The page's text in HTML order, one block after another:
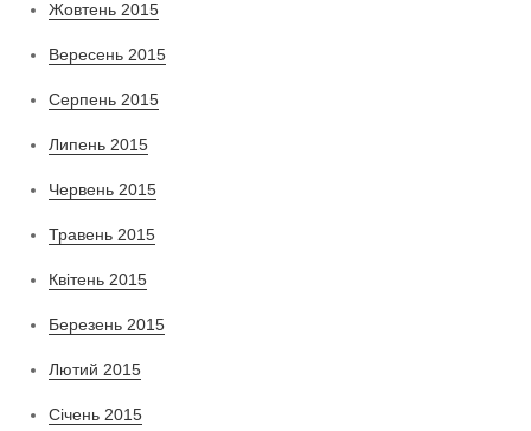
Жовтень 2015
Вересень 2015
Серпень 2015
Липень 2015
Червень 2015
Травень 2015
Квітень 2015
Березень 2015
Лютий 2015
Січень 2015